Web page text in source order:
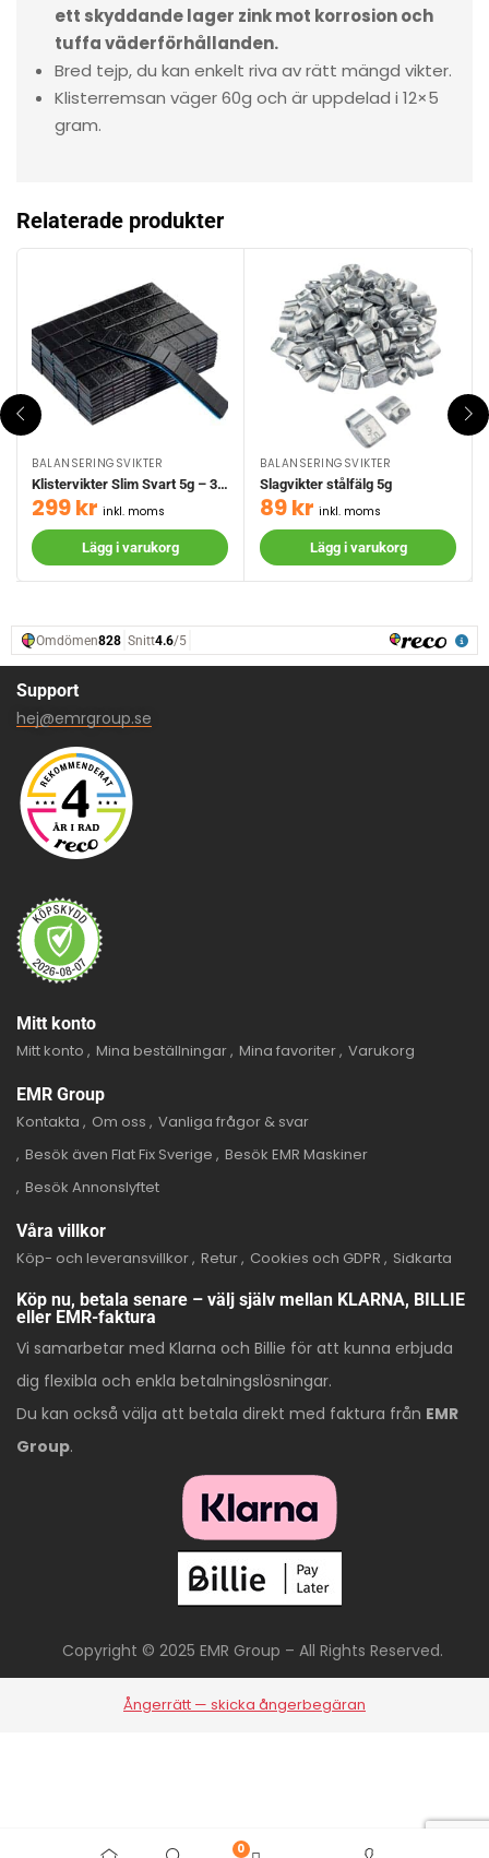
ett skyddande lager zink mot korrosion och
tuffa väderförhållanden.
Bred tejp, du kan enkelt riva av rätt mängd vikter.
Klisterremsan väger 60g och är uppdelad i 12×5
gram.
Relaterade produkter
BALANSERINGSVIKTER
Klistervikter Slim Svart 5g – 3 kg
299kr inkl. moms
Lägg i varukorg
BALANSERINGSVIKTER
Slagvikter stålfälg 5g
89kr inkl. moms
Lägg i varukorg
Support
hej@emrgroup.se
Mitt konto
Mitt konto
Mina beställningar Mina favoriter Varukorg
EMR Group
Kontakta
Om oss
Vanliga frågor & svar
Besök även Flat Fix Sverige
Besök EMR Maskiner
Besök Annonslyftet
Våra villkor
Köp- och leveransvillkor Retur Cookies och GDPR
Sidkarta
Köp nu, betala senare – välj själv mellan KLARNA, BILLIE
eller EMR-faktura
Vi samarbetar med Klarna och Billie för att kunna erbjuda
dig flexibla och enkla betalningslösningar.
Du kan också välja att betala direkt med faktura från EMR
Group.
Copyright © 2025 EMR Group – All Rights Reserved.
0
Ångerrätt — skicka ångerbegäran